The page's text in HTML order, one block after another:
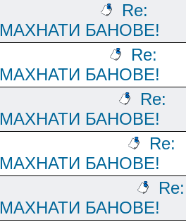
Re:
МАХНАТИ БАНОВЕ!
Re:
МАХНАТИ БАНОВЕ!
Re:
МАХНАТИ БАНОВЕ!
Re:
МАХНАТИ БАНОВЕ!
Re:
МАХНАТИ БАНОВЕ!